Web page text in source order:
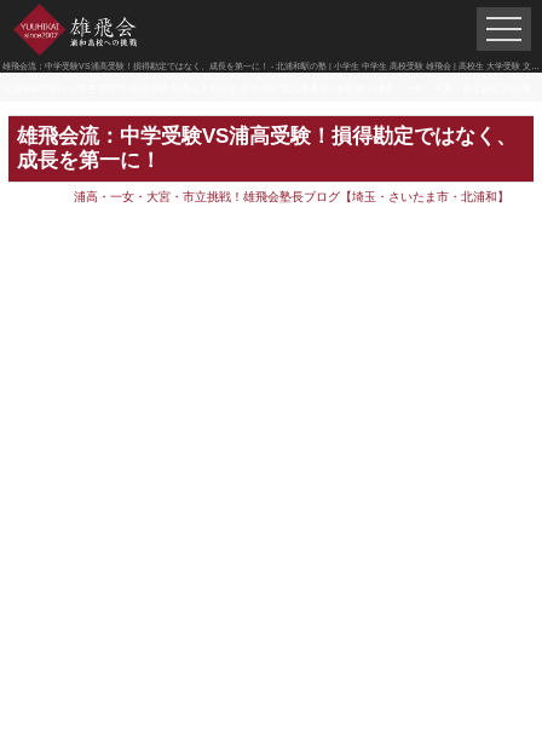
雄飛会流：中学受験VS浦高受験！損得勘定ではなく、
成長を第一に！
浦高・一女・大宮・市立挑戦！雄飛会塾長ブログ【埼玉・さいたま市・北浦和】